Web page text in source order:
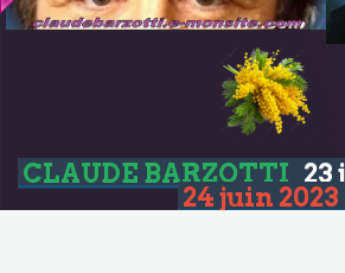
CLAUDE BARZOTTI 23
24 juin 2023